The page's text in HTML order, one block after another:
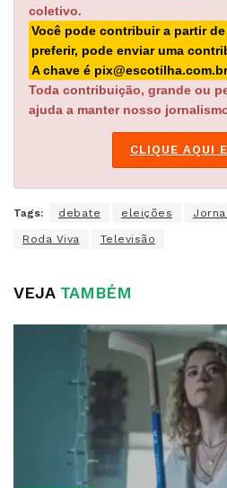
coletivo.
Você pode contribuir a partir de
preferir, pode enviar uma
A chave é
Toda contribuição, grande ou
ajuda a manter nosso
CLIQUE AQUI
Tags: debate eleições
Roda Viva Televisão
VEJATAMBÉM